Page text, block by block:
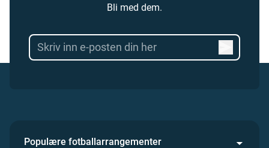
Bli med dem.
Populære fotballarrangementer